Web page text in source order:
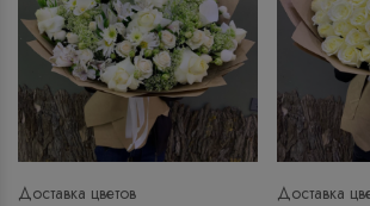
Доставка цветов Доставка